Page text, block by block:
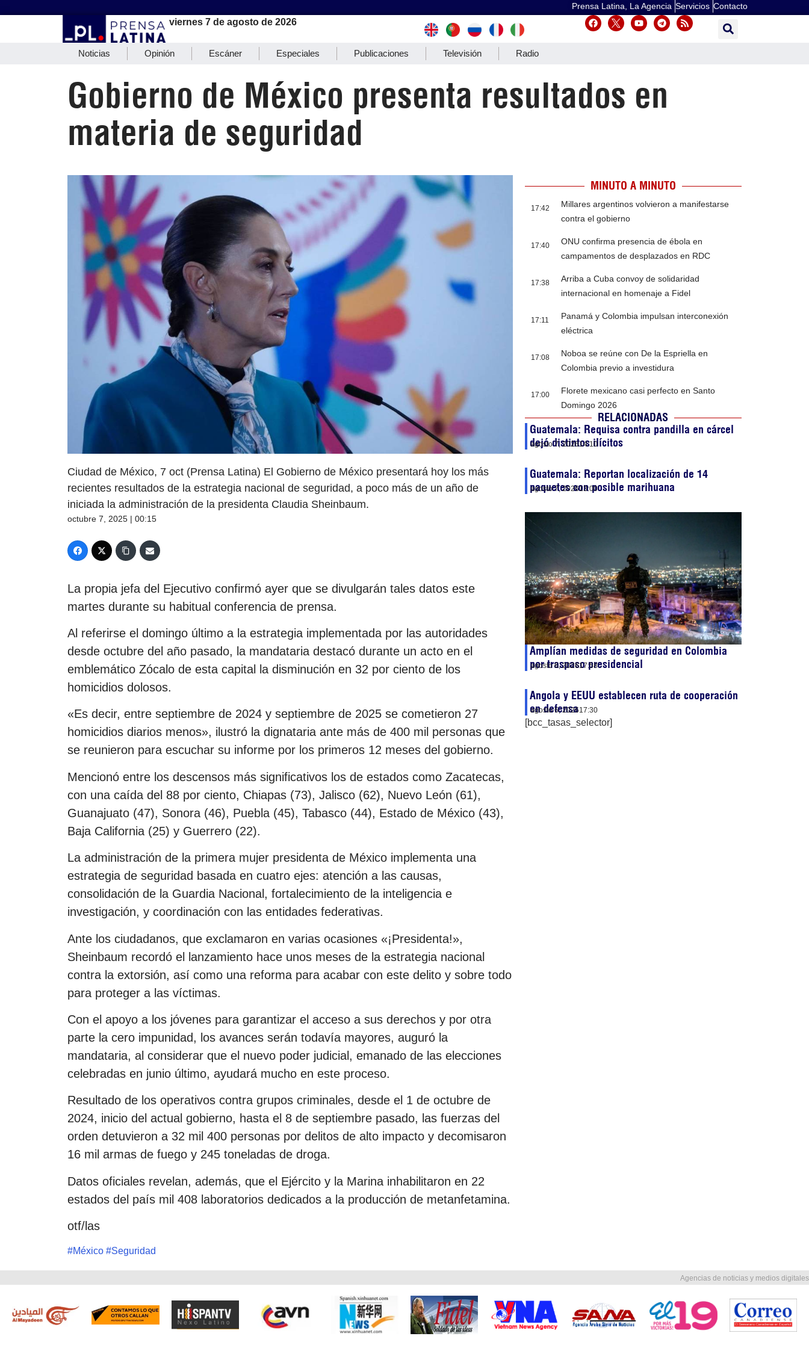
Prensa Latina, La Agencia Servicios Contacto
viernes 7 de agosto de 2026
Noticias Opinión Escáner Especiales Publicaciones Televisión Radio
Gobierno de México presenta resultados en
materia de seguridad
Ciudad de México, 7 oct (Prensa Latina) El Gobierno de México presentará hoy los más
recientes resultados de la estrategia nacional de seguridad, a poco más de un año de
iniciada la administración de la presidenta Claudia Sheinbaum.
octubre 7, 2025 | 00:15
La propia jefa del Ejecutivo confirmó ayer que se divulgarán tales datos este
martes durante su habitual conferencia de prensa.
Al referirse el domingo último a la estrategia implementada por las autoridades
desde octubre del año pasado, la mandataria destacó durante un acto en el
emblemático Zócalo de esta capital la disminución en 32 por ciento de los
homicidios dolosos.
«Es decir, entre septiembre de 2024 y septiembre de 2025 se cometieron 27
homicidios diarios menos», ilustró la dignataria ante más de 400 mil personas que
se reunieron para escuchar su informe por los primeros 12 meses del gobierno.
Mencionó entre los descensos más significativos los de estados como Zacatecas,
con una caída del 88 por ciento, Chiapas (73), Jalisco (62), Nuevo León (61),
Guanajuato (47), Sonora (46), Puebla (45), Tabasco (44), Estado de México (43),
Baja California (25) y Guerrero (22).
La administración de la primera mujer presidenta de México implementa una
estrategia de seguridad basada en cuatro ejes: atención a las causas,
consolidación de la Guardia Nacional, fortalecimiento de la inteligencia e
investigación, y coordinación con las entidades federativas.
Ante los ciudadanos, que exclamaron en varias ocasiones «¡Presidenta!»,
Sheinbaum recordó el lanzamiento hace unos meses de la estrategia nacional
contra la extorsión, así como una reforma para acabar con este delito y sobre todo
para proteger a las víctimas.
Con el apoyo a los jóvenes para garantizar el acceso a sus derechos y por otra
parte la cero impunidad, los avances serán todavía mayores, auguró la
mandataria, al considerar que el nuevo poder judicial, emanado de las elecciones
celebradas en junio último, ayudará mucho en este proceso.
Resultado de los operativos contra grupos criminales, desde el 1 de octubre de
2024, inicio del actual gobierno, hasta el 8 de septiembre pasado, las fuerzas del
orden detuvieron a 32 mil 400 personas por delitos de alto impacto y decomisaron
16 mil armas de fuego y 245 toneladas de droga.
Datos oficiales revelan, además, que el Ejército y la Marina inhabilitaron en 22
estados del país mil 408 laboratorios dedicados a la producción de metanfetamina.
otf/las
#México #Seguridad
MINUTO A MINUTO
17:42
Millares argentinos volvieron a manifestarse
contra el gobierno
17:40
ONU confirma presencia de ébola en
campamentos de desplazados en RDC
17:38
Arriba a Cuba convoy de solidaridad
internacional en homenaje a Fidel
17:11
Panamá y Colombia impulsan interconexión
eléctrica
17:08
Noboa se reúne con De la Espriella en
Colombia previo a investidura
17:00
Florete mexicano casi perfecto en Santo
Domingo 2026
RELACIONADAS
Guatemala: Requisa contra pandilla en cárcel
dejó distintos ilícitos
agosto 7, 202614:10
Guatemala: Reportan localización de 14
paquetes con posible marihuana
agosto 7, 202613:00
Amplían medidas de seguridad en Colombia
por traspaso presidencial
agosto 6, 202617:58
Angola y EEUU establecen ruta de cooperación
en defensa
agosto 6, 202617:30
[bcc_tasas_selector]
Agencias de noticias y medios digitales